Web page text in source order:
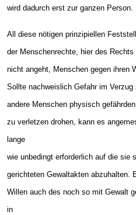
wird dadurch erst zur ganzen Person.
All diese nötigen prinzipiellen
der Menschenrechte, hier des
nicht angeht, Menschen gegen ihren
Sollte nachweislich Gefahr im
andere Menschen physisch
zu verletzen drohen, kann es
lange
wie unbedingt erforderlich auf die sie
gerichteten Gewaltakten abzuhalten.
Willen auch des noch so mit Gewalt
in